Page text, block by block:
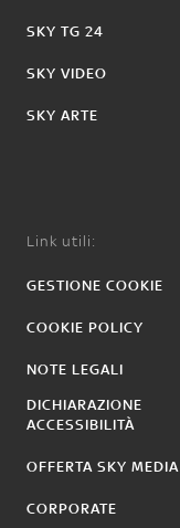
SKY TG 24
SKY VIDEO
SKY ARTE
Link utili:
GESTIONE COOKIE
COOKIE POLICY
NOTE LEGALI
DICHIARAZIONE
ACCESSIBILITÀ
OFFERTA SKY MEDIA
CORPORATE